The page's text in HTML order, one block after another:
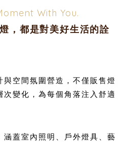
With You.
，都是對美好生活的詮
與空間氛圍營造，不僅販售燈
變化，為每個角落注入舒適
涵蓋室內照明、戶外燈具、藝